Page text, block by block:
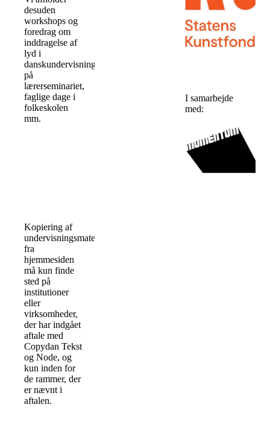
desuden
workshops og
foredrag om
inddragelse af
lyd i
danskundervisningen
på
lærerseminariet,
faglige dage i
folkeskolen
mm.
Kopiering af
undervisningsmaterialer
fra
hjemmesiden
må kun finde
sted på
institutioner
eller
virksomheder,
der har indgået
aftale med
Copydan Tekst
og Node, og
kun inden for
de rammer, der
er nævnt i
aftalen.
I samarbejde
med: